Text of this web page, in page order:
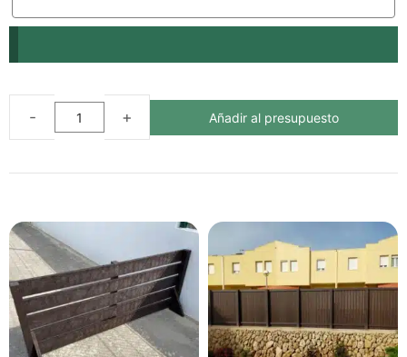
VALLADO
ECOLÓGICO
PLÁSTICO
RECICLADO
cantidad
Añadir al presupuesto